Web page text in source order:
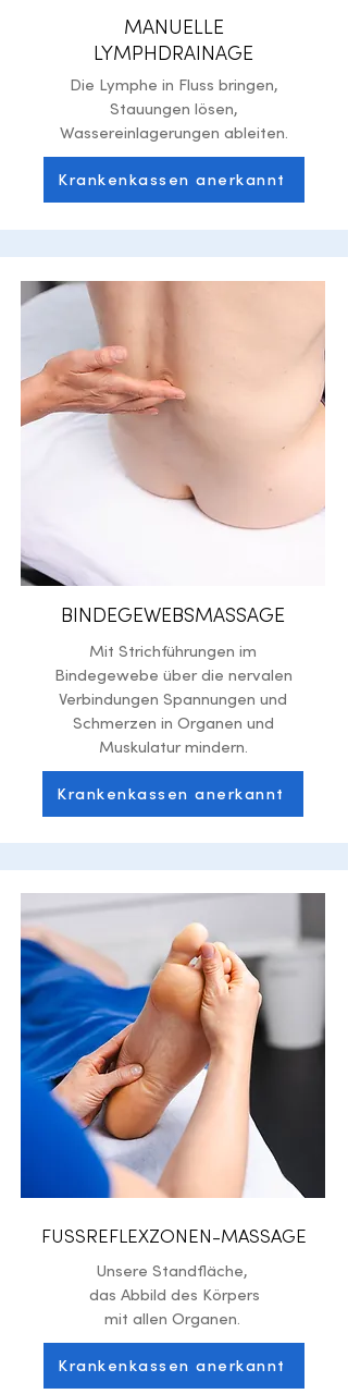
MANUELLE
LYMPHDRAINAGE
Die Lymphe in Fluss bringen,
Stauungen lösen,
Wassereinlagerungen ableiten.
Krankenkassen anerkannt
BINDEGEWEBSMASSAGE
Mit Strichführungen im
Bindegewebe über die nervalen
Verbindungen Spannungen und
Schmerzen in Organen und
Muskulatur mindern.
Krankenkassen anerkannt
FUSSREFLEXZONEN-MASSAGE
Unsere Standfläche,
das Abbild des Körpers
mit allen Organen.
Krankenkassen anerkannt